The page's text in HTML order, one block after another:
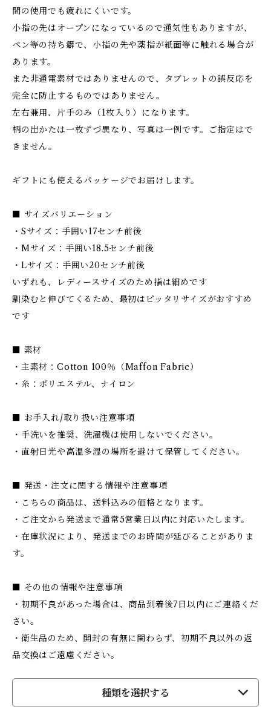
間の使用でも疲れにくいです。
小指の先はオープンになっているので通気性もありますが、
ペン等の持ち癖で、小指の先や薬指が紙面等に触れる場合が
あります。
また非通電素材ではありませんので、タブレットの誤反応を
完全に防止するものではありません。
左右兼用、片手のみ（1枚入り）になります。
柄の出かたは一枚ずづ異なり、写真は一例です。ご指定はで
きません。
ギフトにも使えるパッケージでお届けします。
■ サイズバリエーション
・Sサイズ：手囲い17センチ前後
・Mサイズ：手囲い18.5センチ前後
・Lサイズ：手囲い20センチ前後
いずれも、レディースサイズのため指は細めです
馴染むと伸びてくるため、最初はピッタリサイズがおすすめ
です
■ 素材
・主素材：Cotton 100％（Maffon Fabric）
・糸：ポリエステル、ナイロン
■ お手入れ/取り扱い注意事項
・手洗いを推奨、洗濯機は使用しないでください。
・直射日光や高温多湿の場所を避けて保管してください。
■ 発送・注文に関する情報や注意事項
・こちらの商品は、送料込みの価格となります。
・ご注文から発送まで通常5営業日以内に対応いたします。
・在庫状況により、発送までのお時間が延びることがありま
す。
■ その他の情報や注意事項
・初期不良があった場合は、商品到着後7日以内にご連絡くだ
さい。
・衛生品のため、開封の有無に関わらず、初期不良以外の返
品交換はご遠慮ください。
種類を選択する